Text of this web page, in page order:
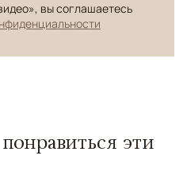
вы соглашаетесь
эти